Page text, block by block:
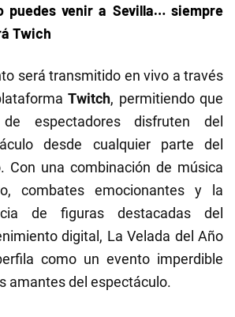
puedes venir a Sevilla… siempre
Twich
será transmitido en vivo a través
Twitch, permitiendo que
espectadores disfruten del
desde cualquier parte del
Con una combinación de música
combates emocionantes y la
de figuras destacadas del
digital, La Velada del Año
como un evento imperdible
amantes del espectáculo.